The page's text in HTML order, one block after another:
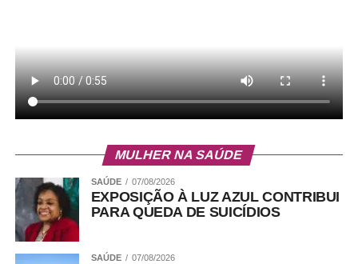
MULHER NA SAÚDE
SAÚDE 07/08/2026
EXPOSIÇÃO À LUZ AZUL CONTRIBUI
PARA QUEDA DE SUICÍDIOS
SAÚDE 07/08/2026